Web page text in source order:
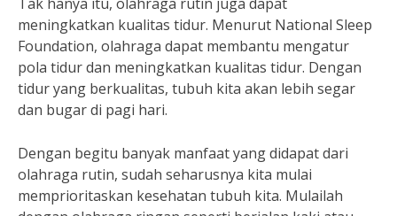
meningkatkan kualitas tidur. Menurut National Sleep
Foundation, olahraga dapat membantu mengatur
pola tidur dan meningkatkan kualitas tidur. Dengan
tidur yang berkualitas, tubuh kita akan lebih segar
dan bugar di pagi hari.
Dengan begitu banyak manfaat yang didapat dari
olahraga rutin, sudah seharusnya kita mulai
memprioritaskan kesehatan tubuh kita. Mulailah